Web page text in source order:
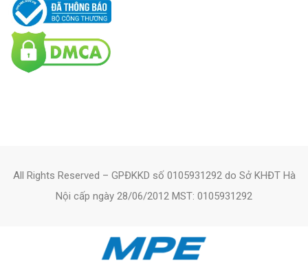
All Rights Reserved – GPĐKKD số 0105931292 do Sở KHĐT Hà
Nội cấp ngày 28/06/2012 MST: 0105931292